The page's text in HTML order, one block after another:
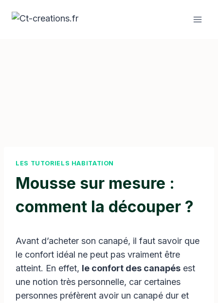
LES TUTORIELS HABITATION
Mousse sur mesure :
comment la découper ?
Avant d’acheter son canapé, il faut savoir que
le confort idéal ne peut pas vraiment être
atteint. En effet, le confort des canapés est
une notion très personnelle, car certaines
personnes préfèrent avoir un canapé dur et